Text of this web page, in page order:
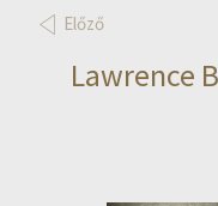
Előző
Lawrence